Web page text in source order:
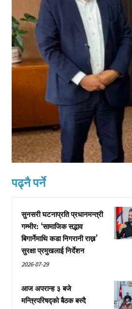
पढ्नै पर्ने
सुनसरी घटनाप्रति प्रधानमन्त्री
गम्भीर: ‘सामाजिक सद्भाव
बिगार्नेमाथि कडा निगरानी राख्न’
सुरक्षा प्रमुखलाई निर्देशन
2026-07-29
आज अपरान्ह ३ बजे
मन्त्रिपरिषद्को बैठक बस्दै